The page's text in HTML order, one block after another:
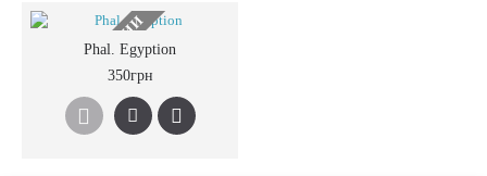
НЕТ В НАЛИЧИИ
Phal. Egyption
350грн